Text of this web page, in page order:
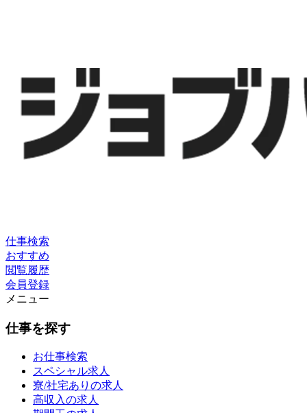
仕事検索
おすすめ
閲覧履歴
会員登録
メニュー
仕事を探す
お仕事検索
スペシャル求人
寮/社宅ありの求人
高収入の求人